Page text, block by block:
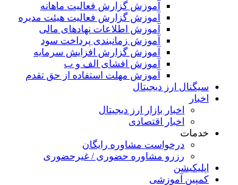
آموزش گزارش فعالیت ماهانه
آموزش گزارش فعالیت هیئت مدیره
آموزش اطلاعات نهادهای مالی
آموزش زمانبندی پرداخت سود
آموزش گزارش افزایش سرمایه
آموزش افشای الف و ب
آموزش مهلت استفاده از حق تقدم
سیگنال ارز دیجیتال
اخبار
اخبار بازار ارز دیجیتال
اخبار اقتصادی
خدمات
درخواست مشاوره رایگان
رزرو مشاوره حضوری / غیرحضوری
اپلیکیشن
کمپین آموزشی